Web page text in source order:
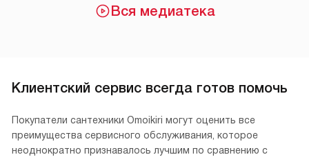
Вся медиатека
Клиентский сервис всегда готов помочь
Покупатели сантехники Omoikiri могут оценить все
преимущества сервисного обслуживания, которое
неоднократно признавалось лучшим по сравнению с